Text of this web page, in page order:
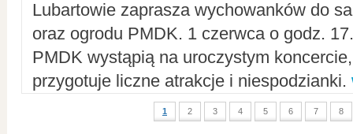
Lubartowie zaprasza wychowanków do
oraz ogrodu PMDK. 1 czerwca o godz.
PMDK wystąpią na uroczystym
przygotuje liczne atrakcje i niespodzianki.
1 2 3 4 5 6 7 8